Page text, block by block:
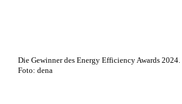
Die Gewinner des Energy Efficiency Awards 2024.
Foto: dena